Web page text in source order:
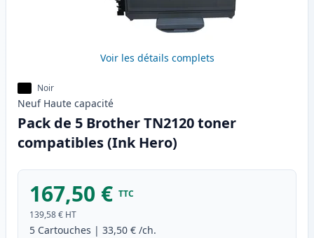
Voir les détails complets
Noir
Neuf Haute capacité
Pack de 5 Brother TN2120 toner
compatibles (Ink Hero)
167,50 € TTC
139,58 € HT
5 Cartouches | 33,50 € /ch.